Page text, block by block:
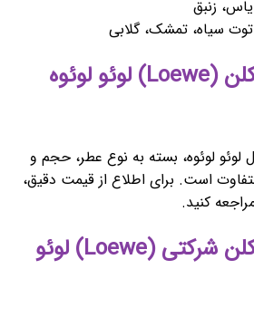
یاس، زنبق
سیاه، تمشک، گلابی
قیمت عطر و ادکلن (Loewe) لوئو لوئوه
لوئوه، بسته به نوع عطر، حجم و
است. برای اطلاع از قیمت دقیق،
کنید.
قیمت عطر و ادکلن شرکتی (Loewe) لوئو